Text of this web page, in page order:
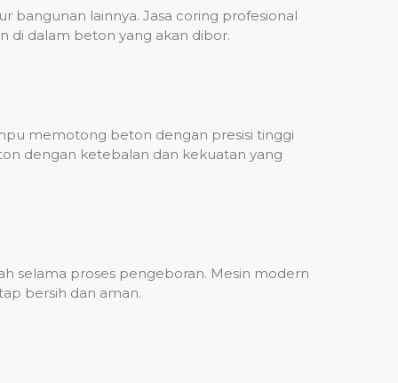
bangunan lainnya. Jasa coring profesional
di dalam beton yang akan dibor.
memotong beton dengan presisi tinggi
dengan ketebalan dan kekuatan yang
selama proses pengeboran. Mesin modern
bersih dan aman.